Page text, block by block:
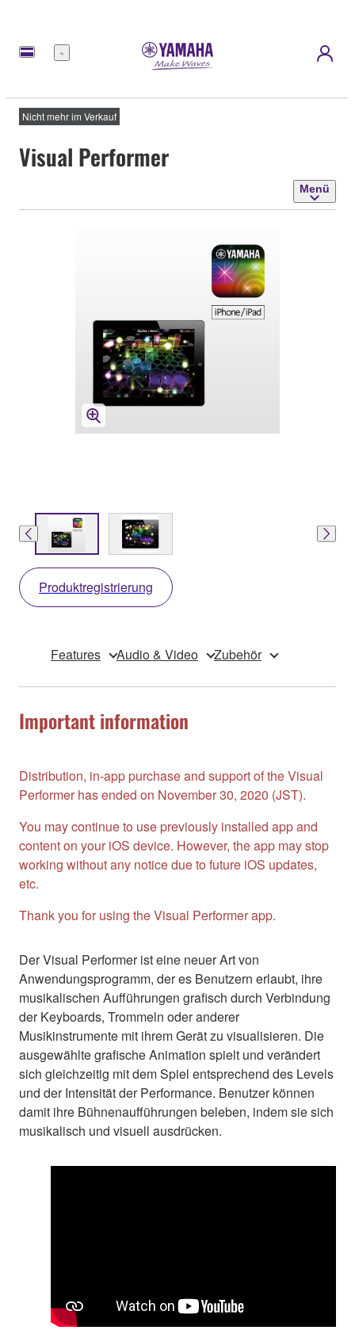
Menü
Nicht mehr im Verkauf
Visual Performer
Menü
Produktregistrierung
Features Audio & Video Zubehör
Important information
Distribution, in-app purchase and support of the Visual
Performer has ended on November 30, 2020 (JST).
You may continue to use previously installed app and
content on your iOS device. However, the app may stop
working without any notice due to future iOS updates,
etc.
Thank you for using the Visual Performer app.
Der Visual Performer ist eine neuer Art von
Anwendungsprogramm, der es Benutzern erlaubt, ihre
musikalischen Aufführungen grafisch durch Verbindung
der Keyboards, Trommeln oder anderer
Musikinstrumente mit ihrem Gerät zu visualisieren. Die
ausgewählte grafische Animation spielt und verändert
sich gleichzeitig mit dem Spiel entsprechend des Levels
und der Intensität der Performance. Benutzer können
damit ihre Bühnenaufführungen beleben, indem sie sich
musikalisch und visuell ausdrücken.